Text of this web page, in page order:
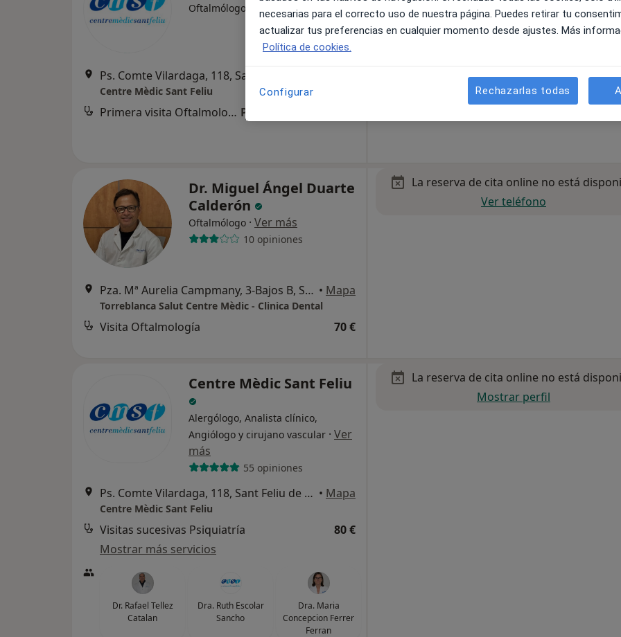
Oftalmólogo Ver más
Centre Mèdic Sant Feliu
Primera visita Oftalmología Precio sin especificar
Dr. Miguel Ángel Duarte
Calderón
Oftalmólogo · Ver más
10 opiniones
Pza. Mª Aurelia Campmany, 3-Bajos B, Sant Joan Despí • Mapa
Torreblanca Salut Centre Mèdic - Clinica Dental
Visita Oftalmología 70 €
La reserva de cita online no está
Ver teléfono
Centre Mèdic Sant Feliu
Alergólogo, Analista clínico,
Angiólogo y cirujano vascular · Ver
más
55 opiniones
Ps. Comte Vilardaga, 118, Sant Feliu de Llobregat • Mapa
Centre Mèdic Sant Feliu
Visitas sucesivas Psiquiatría
80 €
Mostrar más servicios
Dr. Rafael Tellez
Catalan
Dra. Ruth Escolar
Sancho
Dra. Maria
Concepcion Ferrer
Ferran
La reserva de cita online no está
Mostrar perfil
necesarias para el correcto uso de nuestra página. Puedes retirar tu
actualizar tus preferencias en cualquier momento desde ajustes. Más
Política de cookies.
Configurar Rechazarlas todas